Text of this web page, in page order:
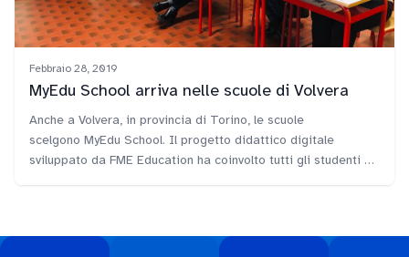
Febbraio 28, 2019
MyEdu School arriva nelle scuole di Volvera
Anche a Volvera, in provincia di Torino, le scuole
scelgono MyEdu School. Il progetto didattico digitale
sviluppato da FME Education ha coinvolto tutti gli studenti e i